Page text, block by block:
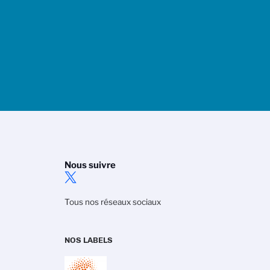
Nous suivre
Tous nos réseaux sociaux
NOS LABELS